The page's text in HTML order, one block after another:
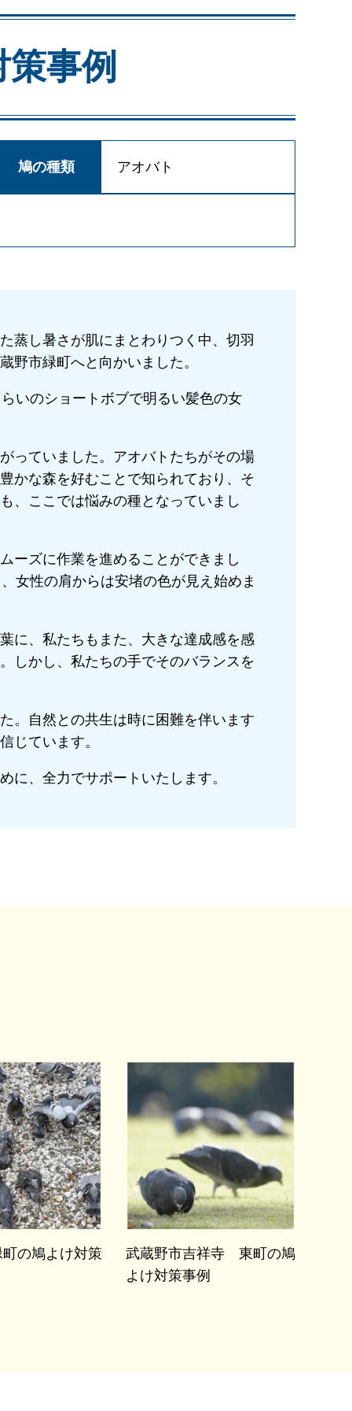
事例
鳩の種類 アオバト
蒸し暑さが肌にまとわりつく中、切羽
野市緑町へと向かいました。
いのショートボブで明るい髪色の女
っていました。アオバトたちがその場
かな森を好むことで知られており、そ
、ここでは悩みの種となっていまし
ーズに作業を進めることができまし
女性の肩からは安堵の色が見え始めま
に、私たちもまた、大きな達成感を感
しかし、私たちの手でそのバランスを
。自然との共生は時に困難を伴います
じています。
に、全力でサポートいたします。
の鳩よけ対策
武蔵野市吉祥寺 東町の鳩
よけ対策事例